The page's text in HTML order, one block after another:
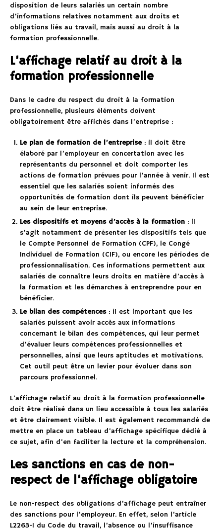
disposition de leurs salariés un certain nombre
d’informations relatives notamment aux droits et
obligations liés au travail, mais aussi au droit à la
formation professionnelle.
L’affichage relatif au droit à la
formation professionnelle
Dans le cadre du respect du droit à la formation
professionnelle, plusieurs éléments doivent
obligatoirement être affichés dans l’entreprise :
Le plan de formation de l’entreprise: il doit être
élaboré par l’employeur en concertation avec les
représentants du personnel et doit comporter les
actions de formation prévues pour l’année à venir. Il est
essentiel que les salariés soient informés des
opportunités de formation dont ils peuvent bénéficier
au sein de leur entreprise.
Les dispositifs et moyens d’accès à la formation : il
s’agit notamment de présenter les dispositifs tels que
le Compte Personnel de Formation (CPF), le Congé
Individuel de Formation (CIF), ou encore les périodes de
professionnalisation. Ces informations permettent aux
salariés de connaître leurs droits en matière d’accès à
la formation et les démarches à entreprendre pour en
bénéficier.
Le bilan des compétences: il est important que les
salariés puissent avoir accès aux informations
concernant le bilan des compétences, qui leur permet
d’évaluer leurs compétences professionnelles et
personnelles, ainsi que leurs aptitudes et motivations.
Cet outil peut être un levier pour évoluer dans son
parcours professionnel.
L’affichage relatif au droit à la formation professionnelle
doit être réalisé dans un lieu accessible à tous les salariés
et être clairement visible. Il est également recommandé de
mettre en place un tableau d’affichage spécifique dédié à
ce sujet, afin d’en faciliter la lecture et la compréhension.
Les sanctions en cas de non-
respect de l’affichage obligatoire
Le non-respect des obligations d’affichage peut entraîner
des sanctions pour l’employeur. En effet, selon l’article
L2263-1 du Code du travail, l’absence ou l’insuffisance